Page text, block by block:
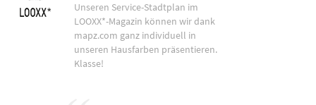
Unseren Service-Stadtplan im
LOOXX*-Magazin können wir dank
mapz.com ganz individuell in
unseren Hausfarben präsentieren.
Klasse!